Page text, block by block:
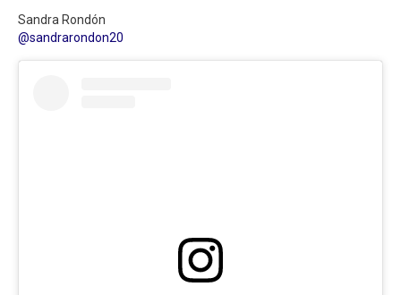
Sandra Rondón
@sandrarondon20